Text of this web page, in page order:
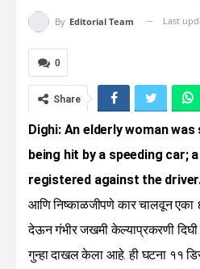
By Editorial Team Last
0
Share
Dighi: An elderly woman
being hit by a speeding car;
registered against the
आणि निष्काळजीपणे कार चालवून एका
देऊन गंभीर जखमी केल्याप्रकरणी दिघी
गुन्हा दाखल केला आहे. ही घटना ११